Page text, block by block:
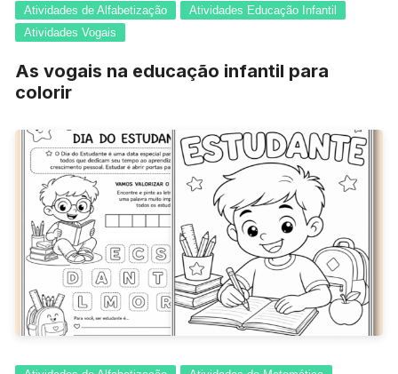
Atividades de Alfabetização
Atividades Educação Infantil
Atividades Vogais
As vogais na educação infantil para
colorir